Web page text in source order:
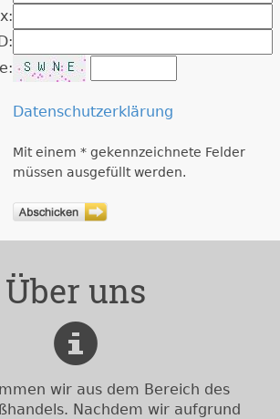
Datenschutzerklärung
Mit einem * gekennzeichnete Felder
müssen ausgefüllt werden.
Über uns
wir aus dem Bereich des
Nachdem wir aufgrund